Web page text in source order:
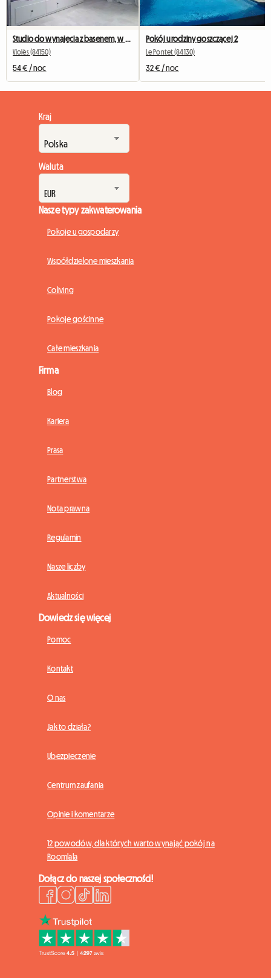
Violès (84150)
54 € / noc
Pokój u rodziny goszczącej 2
Le Pontet (84130)
32 € / noc
Kraj
Waluta
Nasze typy zakwaterowania
Pokoje u gospodarzy
Współdzielone mieszkania
Coliving
Pokoje gościnne
Całe mieszkania
Firma
Blog
Kariera
Prasa
Partnerstwa
Nota prawna
Regulamin
Nasze liczby
Aktualności
Dowiedz się więcej
Pomoc
Kontakt
O nas
Jak to działa?
Ubezpieczenie
Centrum zaufania
Opinie i komentarze
12 powodów, dla których warto wynająć pokój na
Roomlala
Dołącz do naszej społeczności!